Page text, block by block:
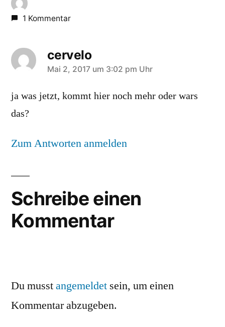
1 Kommentar
cervelo
sagt:
Mai 2, 2017 um 3:02 pm Uhr
ja was jetzt, kommt hier noch mehr oder wars
das?
Zum Antworten anmelden
Schreibe einen
Kommentar
Du musstangemeldet sein, um einen
Kommentar abzugeben.